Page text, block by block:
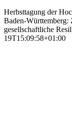
Herbsttagung der
Baden-
gesellschaftliche
19T15:09:58+01:00